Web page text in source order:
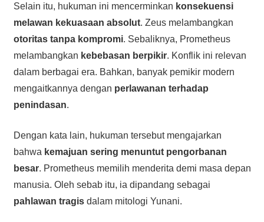
Selain itu, hukuman ini mencerminkan konsekuensi
melawan kekuasaan absolut. Zeus melambangkan
otoritas tanpa kompromi. Sebaliknya, Prometheus
melambangkan kebebasan berpikir. Konflik ini relevan
dalam berbagai era. Bahkan, banyak pemikir modern
mengaitkannya dengan perlawanan terhadap
penindasan.
Dengan kata lain, hukuman tersebut mengajarkan
bahwa kemajuan sering menuntut pengorbanan
besar. Prometheus memilih menderita demi masa depan
manusia. Oleh sebab itu, ia dipandang sebagai
pahlawan tragisdalam mitologi Yunani.